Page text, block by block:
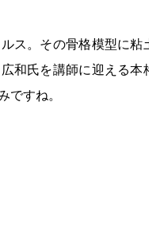
ス。その骨格模型に
和氏を講師に迎える本
ですね。